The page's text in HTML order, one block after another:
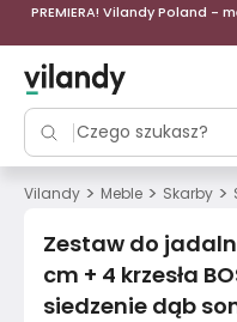
PREMIERA! Vilandy Poland
Vilandy > Meble > Skarby >
Zestaw do jadalni
cm + 4 krzesła
siedzenie dąb